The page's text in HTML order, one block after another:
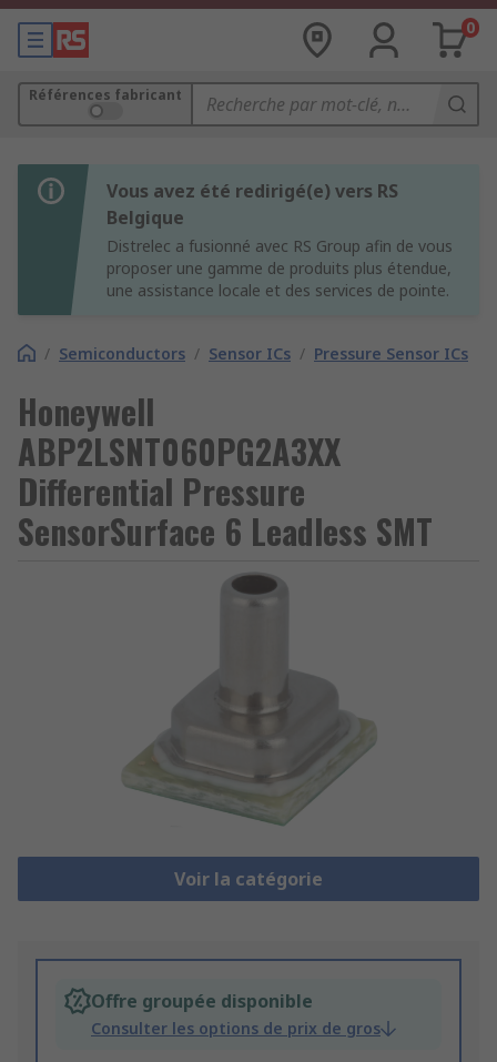
0
Références fabricant
Vous avez été redirigé(e) vers RS
Belgique
Distrelec a fusionné avec RS Group afin de vous
proposer une gamme de produits plus étendue,
une assistance locale et des services de pointe.
/ Semiconductors / Sensor ICs / Pressure Sensor ICs
Honeywell
ABP2LSNT060PG2A3XX
Differential Pressure
SensorSurface 6 Leadless SMT
Voir la catégorie
Offre groupée disponible
Consulter les options de prix de gros